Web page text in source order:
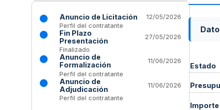
Anuncio de Licitación
12/05/2026
Perfil del contratante
Fin Plazo
Presentación
27/05/2026
Finalizado
Anuncio de
Formalización
11/06/2026
Perfil del contratante
Anuncio de
Adjudicación
11/06/2026
Perfil del contratante
Estado